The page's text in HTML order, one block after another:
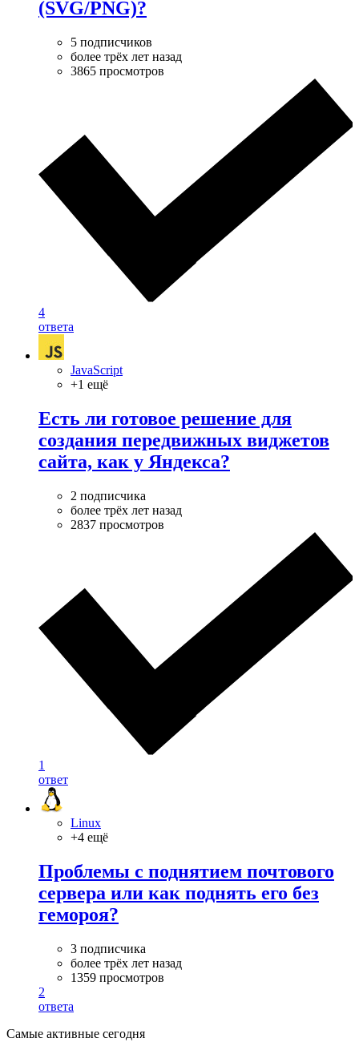
(SVG/PNG)?
5 подписчиков
более трёх лет назад
3865 просмотров
4
ответа
JavaScript
+1 ещё
Есть ли готовое решение для
создания передвижных виджетов
сайта, как у Яндекса?
2 подписчика
более трёх лет назад
2837 просмотров
1
ответ
Linux
+4 ещё
Проблемы с поднятием почтового
сервера или как поднять его без
гемороя?
3 подписчика
более трёх лет назад
1359 просмотров
2
ответа
Самые активные сегодня